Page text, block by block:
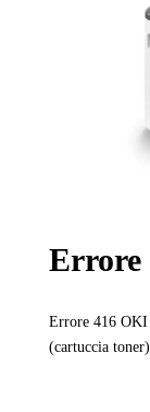
Errore
Errore 416 OKI
(cartuccia toner)